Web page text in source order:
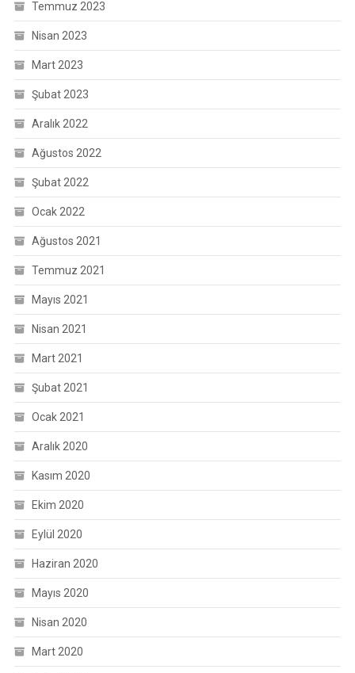
Temmuz 2023
Nisan 2023
Mart 2023
Şubat 2023
Aralık 2022
Ağustos 2022
Şubat 2022
Ocak 2022
Ağustos 2021
Temmuz 2021
Mayıs 2021
Nisan 2021
Mart 2021
Şubat 2021
Ocak 2021
Aralık 2020
Kasım 2020
Ekim 2020
Eylül 2020
Haziran 2020
Mayıs 2020
Nisan 2020
Mart 2020